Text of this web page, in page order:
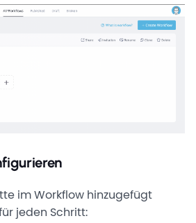
im Workflow hinzugefügt
jeden Schritt: